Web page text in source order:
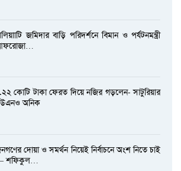
জমিদার বাড়ি পরিদর্শনে বিমান ও পর্যটনমন্ত্রী
কোটি টাকা ফেরত দিয়ে নজির গড়লেন- সাটুরিয়ার
অনিক
দোয়া ও সমর্থন নিয়েই নির্বাচনে অংশ নিতে চাই
শফিকুল…